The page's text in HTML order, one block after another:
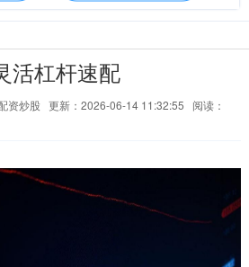
活杠杆速配
资炒股 更新：2026-06-14 11:32:55
阅读：